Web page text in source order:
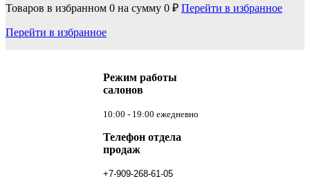
Товаров в избранном 0 на сумму 0 ₽ Перейти в избранное
Перейти в избранное
Режим работы
салонов
10:00 - 19:00 ежедневно
Телефон отдела
продаж
+7-909-268-61-05